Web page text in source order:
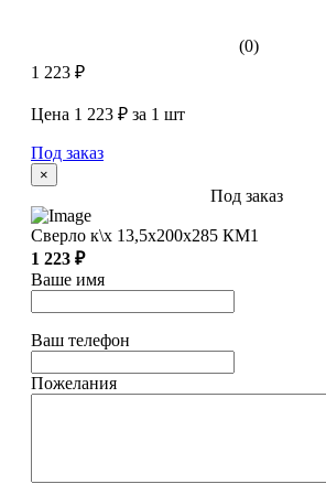
(0)
1 223 ₽
Цена 1 223 ₽ за 1 шт
Под заказ
×
Под заказ
Сверло к\х 13,5х200х285 КМ1
1 223 ₽
Ваше имя
Ваш телефон
Пожелания